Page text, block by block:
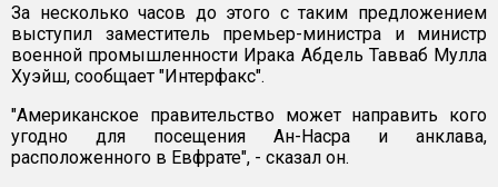
За несколько часов до этого с таким предложением
выступил заместитель премьер-министра и министр
военной промышленности Ирака Абдель Тавваб Мулла
Хуэйш, сообщает "Интерфакс".
"Американское правительство может направить кого
угодно для посещения Ан-Насра и анклава,
расположенного в Евфрате", - сказал он.